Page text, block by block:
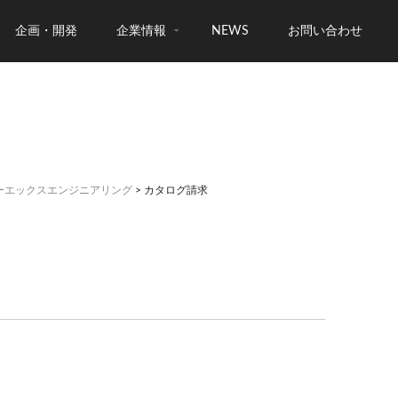
企画・開発 企業情報 NEWS お問い合わせ
エックスエンジニアリング> カタログ請求